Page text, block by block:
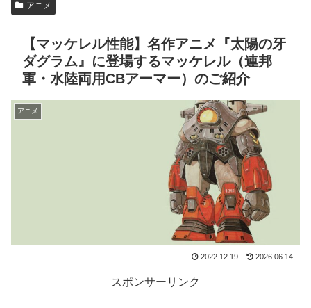
アニメ
【マッケレル性能】名作アニメ『太陽の牙
ダグラム』に登場するマッケレル（連邦
軍・水陸両用CBアーマー）のご紹介
アニメ
2022.12.19 2026.06.14
スポンサーリンク